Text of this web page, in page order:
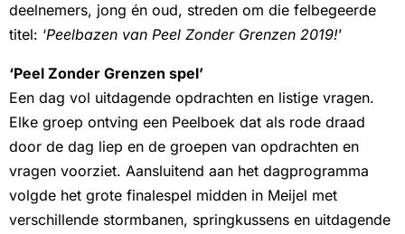
deelnemers, jong én oud, streden om die felbegeerde
titel: ‘Peelbazen van Peel Zonder Grenzen 2019!’
‘Peel Zonder Grenzen spel’
Een dag vol uitdagende opdrachten en listige vragen.
Elke groep ontving een Peelboek dat als rode draad
door de dag liep en de groepen van opdrachten en
vragen voorziet. Aansluitend aan het dagprogramma
volgde het grote finalespel midden in Meijel met
verschillende stormbanen, springkussens en uitdagende